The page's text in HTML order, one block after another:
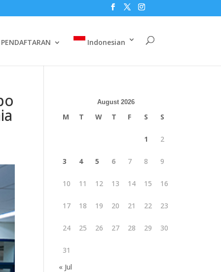
PENDAFTARAN Indonesian
August 2026
M T W T F S S
1 2
3 4 5 6 7 8 9
10 11 12 13 14 15 16
17 18 19 20 21 22 23
24 25 26 27 28 29 30
31
« Jul